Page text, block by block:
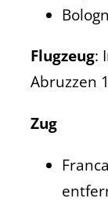
Flugzeug:
Abruzzen
Zug